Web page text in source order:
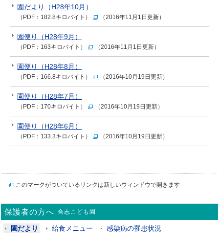
園だより（H28年10月）
（PDF：182.8キロバイト） （2016年11月1日更新）
園便り（H28年9月）
（PDF：163キロバイト） （2016年11月1日更新）
園便り（H28年8月）
（PDF：166.8キロバイト） （2016年10月19日更新）
園便り（H28年7月）
（PDF：170キロバイト） （2016年10月19日更新）
園便り（H28年6月）
（PDF：133.3キロバイト） （2016年10月19日更新）
このマークがついているリンクは新しいウィンドウで開きます
保護者の方へ 合志こども園
園だより 給食メニュー 感染病の罹患状況